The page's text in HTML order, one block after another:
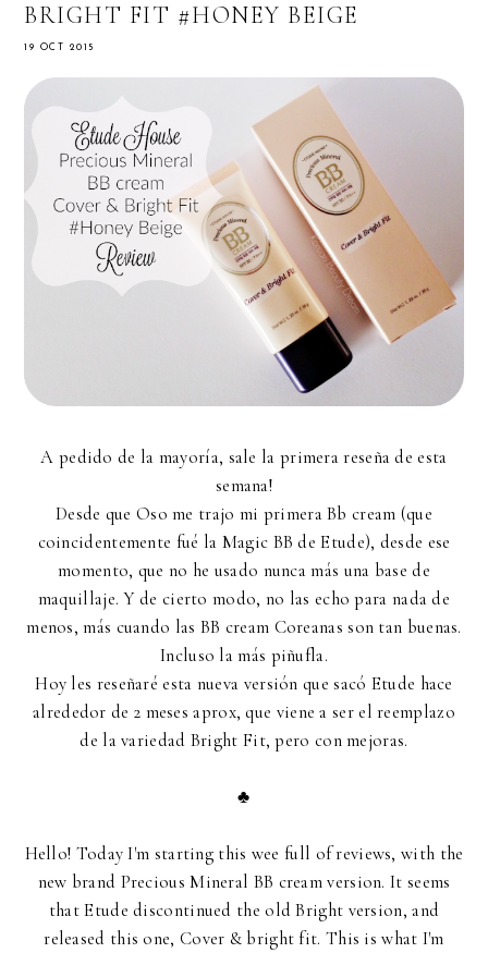
BRIGHT FIT #HONEY BEIGE
19 OCT 2015
A pedido de la mayoría, sale la primera reseña de esta
semana!
Desde que Oso me trajo mi primera Bb cream (que
coincidentemente fué la Magic BB de Etude), desde ese
momento, que no he usado nunca más una base de
maquillaje. Y de cierto modo, no las echo para nada de
menos, más cuando las BB cream Coreanas son tan buenas.
Incluso la más piñufla.
Hoy les reseñaré esta nueva versión que sacó Etude hace
alrededor de 2 meses aprox, que viene a ser el reemplazo
de la variedad Bright Fit, pero con mejoras.
♣
Hello! Today I'm starting this wee full of reviews, with the
new brand Precious Mineral BB cream version. It seems
that Etude discontinued the old Bright version, and
released this one, Cover & bright fit. This is what I'm